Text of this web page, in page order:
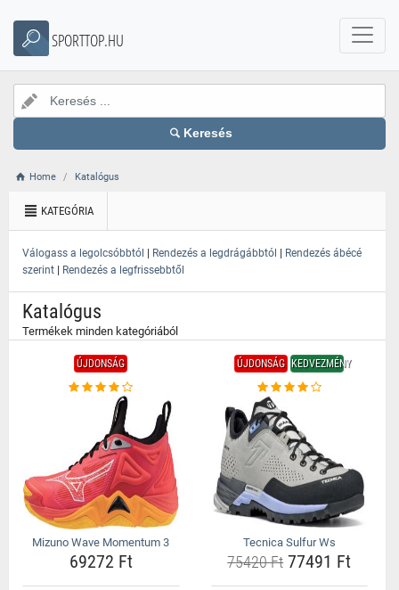
SPORTTOP.HU
Keresés
Home Katalógus
KATEGÓRIA
Válogass a legolcsóbbtól | Rendezés a legdrágábbtól | Rendezés ábécé
szerint | Rendezés a legfrissebbtől
Katalógus
Termékek minden kategóriából
ÚJDONSÁG
Mizuno Wave Momentum 3
69272 Ft
ÚJDONSÁG KEDVEZMÉNY
Tecnica Sulfur Ws
75420 Ft77491 Ft